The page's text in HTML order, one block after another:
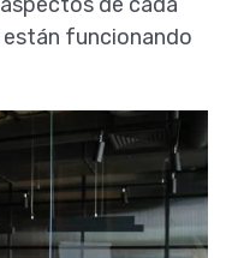
están funcionando